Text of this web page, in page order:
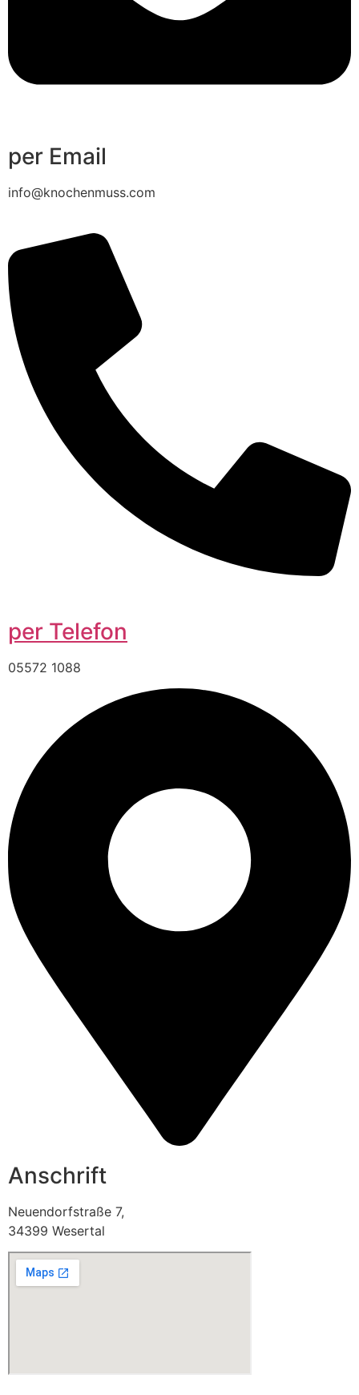
per Email
info@knochenmuss.com
per Telefon
05572 1088
Anschrift
Neuendorfstraße 7,
34399 Wesertal